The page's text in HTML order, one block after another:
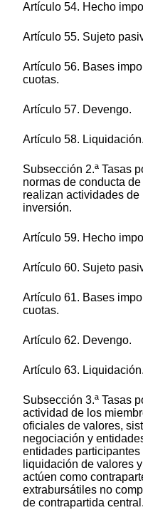
Artículo 54. Hecho
Artículo 55. Sujeto
Artículo 56. Bases
cuotas.
Artículo 57. Devengo.
Artículo 58. Liquidación.
Subsección 2.ª Tasas
normas de conducta
realizan actividades
inversión.
Artículo 59. Hecho
Artículo 60. Sujeto
Artículo 61. Bases
cuotas.
Artículo 62. Devengo.
Artículo 63. Liquidación.
Subsección 3.ª Tasas
actividad de los
oficiales de valores,
negociación y
entidades
liquidación de valores
actúen como
extrabursátiles no
de contrapartida central.